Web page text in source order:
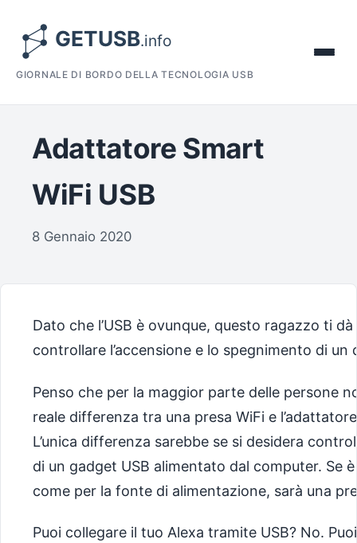
GIORNALE DI BORDO DELLA TECNOLOGIA USB
Adattatore Smart
WiFi USB
8 Gennaio 2020
Dato che l’USB è ovunque, questo ragazzo ti
controllare l’accensione e lo spegnimento di un
Penso che per la maggior parte delle persone
reale differenza tra una presa WiFi e
L’unica differenza sarebbe se si desidera
di un gadget USB alimentato dal computer. Se è
come per la fonte di alimentazione, sarà una
Puoi collegare il tuo Alexa tramite USB? No.